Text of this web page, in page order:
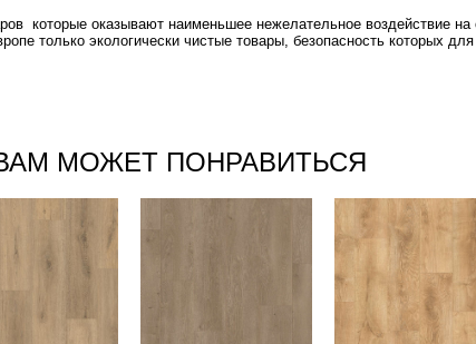
которые оказывают наименьшее нежелательное воздействие
только экологически чистые товары, безопасность которых
МОЖЕТ ПОНРАВИТЬСЯ